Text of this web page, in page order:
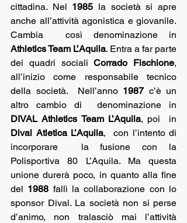
cittadina. Nel 1985 la società si apre
anche all’attività agonistica e giovanile.
Athletics Team L’Aquila. Entra a far parte
dei quadri sociali Corrado Fischione,
all’inizio come responsabile tecnico
della società.  Nell’anno 1987 c’è un
DIVAL Athletics Team L’Aquila
Dival Atletica L’Aquila,  con l’intento di
incorporare  la fusione con la
Polisportiva 80 L’Aquila. Ma questa
unione durerà poco, in quanto alla fine
del 1988 fallì la collaborazione con lo
sponsor Dival. La società non si perse
d’animo, non tralasciò mai l’attività